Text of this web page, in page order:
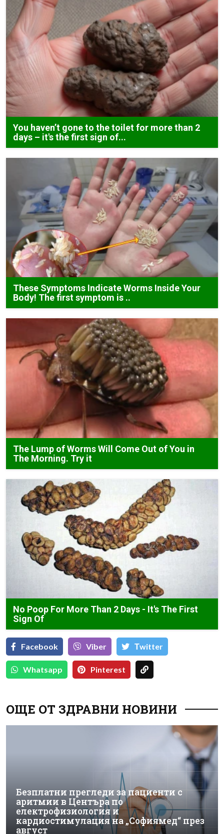
You haven’t gone to the toilet for more than 2
days – it's the first sign of...
These Symptoms Indicate Worms Inside Your
Body! The first symptom is ..
The Lump of Worms Will Come Out of You in
The Morning. Try it
No Poop For More Than 2 Days - It's The First
Sign Of
Facebook Viber Тwitter
Whatsapp Pinterest
ОЩЕ ОТ ЗДРАВНИ НОВИНИ
Безплатни прегледи за пациенти с
аритмии в Центъра по
електрофизиология и
кардиостимулация на „Софиямед“ през
август